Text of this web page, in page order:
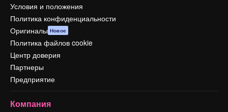
Условия и положения
Политика конфиденциальности
Оригиналы Новое
Политика файлов cookie
Центр доверия
Партнеры
Предприятие
Компания